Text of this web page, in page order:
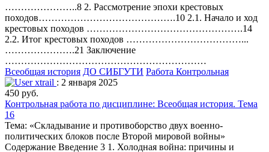
…………………..8 2. Рассмотрение эпохи крестовых
походов…………………………………….10 2.1. Начало и ход
крестовых походов ………………………………………….14
2.2. Итог крестовых походов ………………………………...
………………….21 Заключение
………………………………………………………
Всеобщая история ДО СИБГУТИ Работа Контрольная
xtrail : 2 января 2025
450 руб.
Контрольная работа по дисциплине: Всеобщая история. Тема
16
Тема: «Складывание и противоборство двух военно-
политических блоков после Второй мировой войны»
Содержание Введение 3 1. Холодная война: причины и